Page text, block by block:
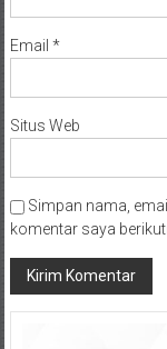
Email *
Situs Web
Simpan nama,
komentar saya